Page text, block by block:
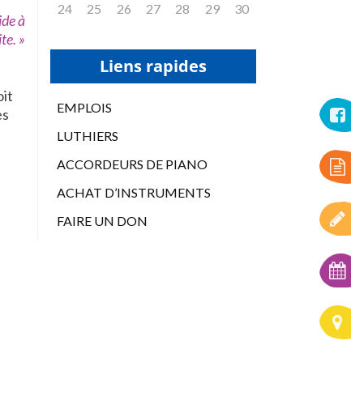
à
»
24
25 26 27 28 29 30
Liens rapides
EMPLOIS
LUTHIERS
ACCORDEURS DE PIANO
ACHAT D’INSTRUMENTS
FAIRE UN DON